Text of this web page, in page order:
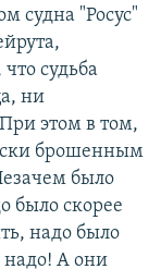
судна "Росус"
что судьба
ни
этом в том,
брошенным
было
было скорее
надо было
надо! А они